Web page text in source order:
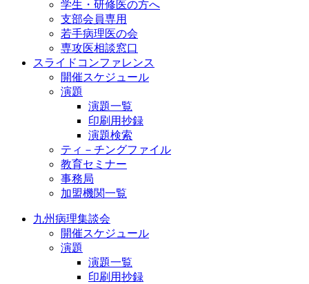
学生・研修医の方へ
支部会員専用
若手病理医の会
専攻医相談窓口
スライドコンファレンス
開催スケジュール
演題
演題一覧
印刷用抄録
演題検索
ティ－チングファイル
教育セミナー
事務局
加盟機関一覧
九州病理集談会
開催スケジュール
演題
演題一覧
印刷用抄録